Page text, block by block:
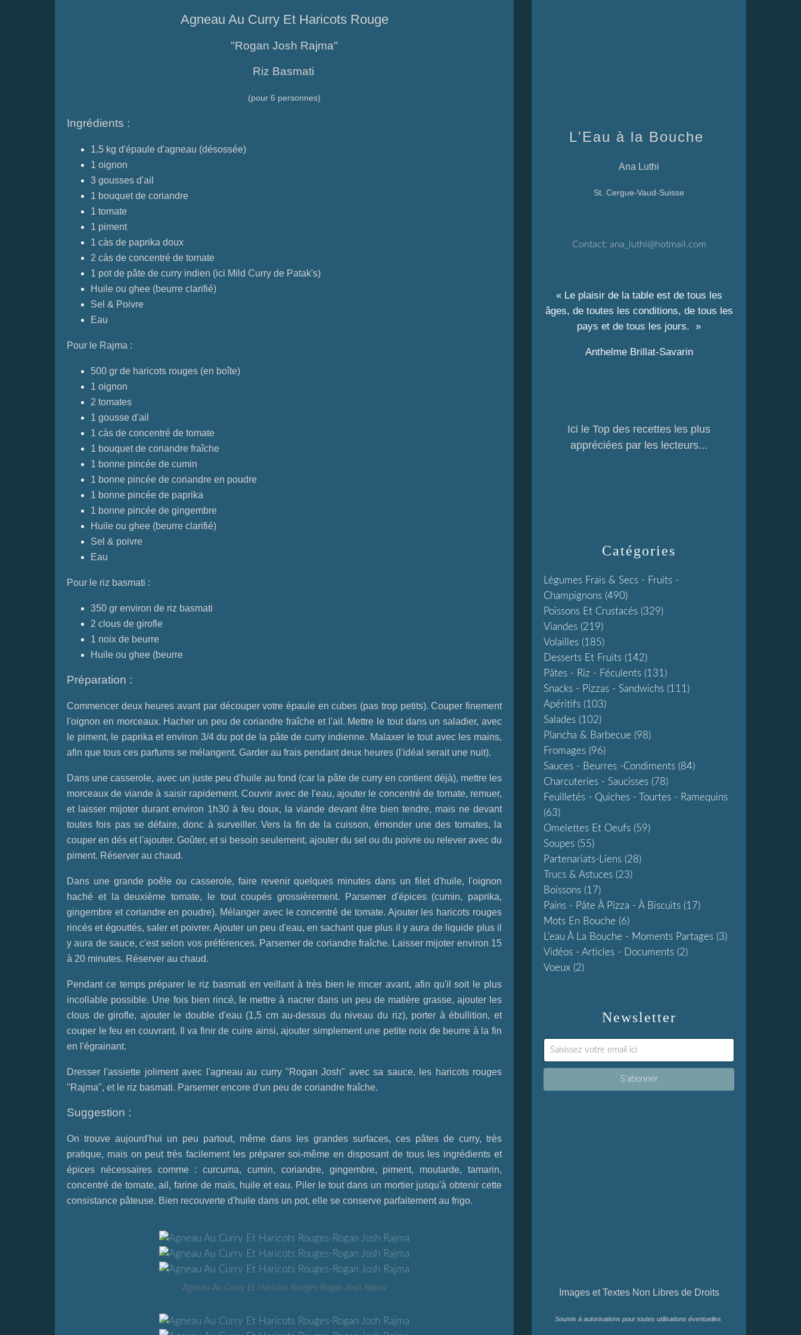
Agneau Au Curry Et Haricots Rouge
"Rogan Josh Rajma"
Riz Basmati
(pour 6 personnes)
Ingrédients :
1,5 kg d'épaule d'agneau (désossée)
1 oignon
3 gousses d'ail
1 bouquet de coriandre
1 tomate
1 piment
1 càs de paprika doux
2 càs de concentré de tomate
1 pot de pâte de curry indien (ici Mild Curry de Patak's)
Huile ou ghee (beurre clarifié)
Sel & Poivre
Eau
Pour le Rajma :
500 gr de haricots rouges (en boîte)
1 oignon
2 tomates
1 gousse d'ail
1 càs de concentré de tomate
1 bouquet de coriandre fraîche
1 bonne pincée de cumin
1 bonne pincée de coriandre en poudre
1 bonne pincée de paprika
1 bonne pincée de gingembre
Huile ou ghee (beurre clarifié)
Sel & poivre
Eau
Pour le riz basmati :
350 gr environ de riz basmati
2 clous de girofle
1 noix de beurre
Huile ou ghee (beurre
Préparation :
Commencer deux heures avant par découper votre épaule en cubes (pas trop petits). Couper finement
l'oignon en morceaux. Hacher un peu de coriandre fraîche et l'ail. Mettre le tout dans un saladier, avec
le piment, le paprika et environ 3/4 du pot de la pâte de curry indienne. Malaxer le tout avec les mains,
afin que tous ces parfums se mélangent. Garder au frais pendant deux heures (l'idéal serait une nuit).
Dans une casserole, avec un juste peu d'huile au fond (car la pâte de curry en contient déjà), mettre les
morceaux de viande à saisir rapidement. Couvrir avec de l'eau, ajouter le concentré de tomate, remuer,
et laisser mijoter durant environ 1h30 à feu doux, la viande devant être bien tendre, mais ne devant
toutes fois pas se défaire, donc à surveiller. Vers la fin de la cuisson, émonder une des tomates, la
couper en dés et l'ajouter. Goûter, et si besoin seulement, ajouter du sel ou du poivre ou relever avec du
piment. Réserver au chaud.
Dans une grande poêle ou casserole, faire revenir quelques minutes dans un filet d'huile, l'oignon
haché et la deuxième tomate, le tout coupés grossièrement. Parsemer d'épices (cumin, paprika,
gingembre et coriandre en poudre). Mélanger avec le concentré de tomate. Ajouter les haricots rouges
rincés et égouttés, saler et poivrer. Ajouter un peu d'eau, en sachant que plus il y aura de liquide plus il
y aura de sauce, c'est selon vos préférences. Parsemer de coriandre fraîche. Laisser mijoter environ 15
à 20 minutes. Réserver au chaud.
Pendant ce temps préparer le riz basmati en veillant à très bien le rincer avant, afin qu'il soit le plus
incollable possible. Une fois bien rincé, le mettre à nacrer dans un peu de matière grasse, ajouter les
clous de girofle, ajouter le double d'eau (1,5 cm au-dessus du niveau du riz), porter à ébullition, et
couper le feu en couvrant. Il va finir de cuire ainsi, ajouter simplement une petite noix de beurre à la fin
en l'égrainant.
Dresser l'assiette joliment avec l'agneau au curry "Rogan Josh" avec sa sauce, les haricots rouges
"Rajma", et le riz basmati. Parsemer encore d'un peu de coriandre fraîche.
Suggestion :
On trouve aujourd'hui un peu partout, même dans les grandes surfaces, ces pâtes de curry, très
pratique, mais on peut très facilement les préparer soi-même en disposant de tous les ingrédients et
épices nécessaires comme : curcuma, cumin, coriandre, gingembre, piment, moutarde, tamarin,
concentré de tomate, ail, farine de maïs, huile et eau. Piler le tout dans un mortier jusqu'à obtenir cette
consistance pâteuse. Bien recouverte d'huile dans un pot, elle se conserve parfaitement au frigo.
Agneau Au Curry Et Haricots Rouges-Rogan Josh Rajma
Newsletter
Catégories
Légumes Frais & Secs - Fruits -
Champignons (490)
Poissons Et Crustacés (329)
Viandes (219)
Volailles (185)
Desserts Et Fruits (142)
Pâtes - Riz - Féculents (131)
Snacks - Pizzas - Sandwichs (111)
Apéritifs (103)
Salades (102)
Plancha & Barbecue (98)
Fromages (96)
Sauces - Beurres -condiments (84)
Charcuteries - Saucisses (78)
Feuilletés - Quiches - Tourtes - Ramequins
(63)
Omelettes Et Oeufs (59)
Soupes (55)
Partenariats-Liens (28)
Trucs & Astuces (23)
Boissons (17)
Pains - Pâte À Pizza - À Biscuits (17)
Mots En Bouche (6)
L'eau À La Bouche - Moments Partages (3)
Vidéos - Articles - Documents (2)
Voeux (2)
L'Eau à la Bouche
Ana Luthi
St. Cergue-Vaud-Suisse
Contact: ana_luthi@hotmail.com
« Le plaisir de la table est de tous les
âges, de toutes les conditions, de tous les
pays et de tous les jours. »
Anthelme Brillat-Savarin
Ici le Top des recettes les plus
appréciées par les lecteurs...
Images et Textes Non Libres de Droits
Soumis à autorisations pour toutes utilisations éventuelles